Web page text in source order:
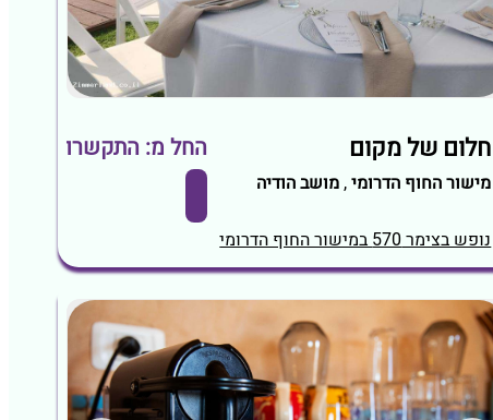
חלום של מקום החל מ: התקשרו
מישור החוף הדרומי,מושב הודיה
נופש בצימר 570 במישור החוף הדרומי